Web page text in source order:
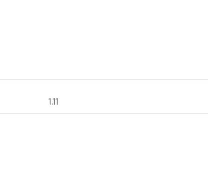
1.11